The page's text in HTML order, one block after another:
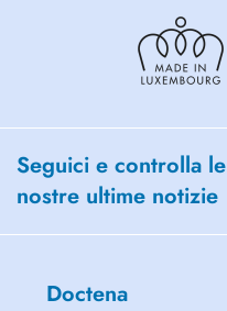
Seguici e controlla le
nostre ultime notizie
Doctena